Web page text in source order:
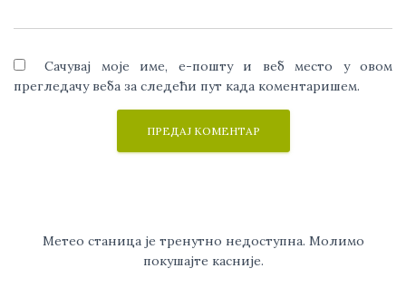
Сачувај моје име, е-пошту и веб место у овом
прегледачу веба за следећи пут када коментаришем.
Метео станица је тренутно недоступна. Молимо
покушајте касније.